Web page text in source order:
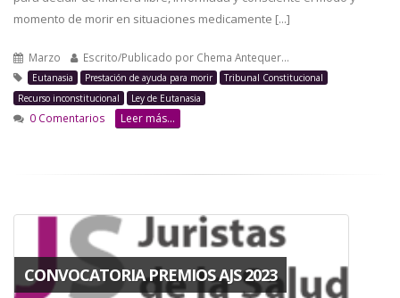
momento de morir en situaciones medicamente [...]
Marzo Escrito/Publicado por Chema Antequer…
Eutanasia Prestación de ayuda para morir
Tribunal Constitucional
Recurso inconstitucional
Ley de Eutanasia
0 Comentarios Leer más...
CONVOCATORIA PREMIOS AJS 2023